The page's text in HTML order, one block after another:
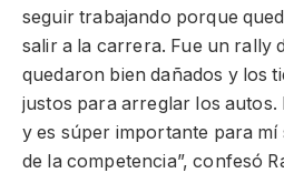
seguir trabajando porque
salir a la carrera. Fue un rally
quedaron bien dañados y los
justos para arreglar los autos.
y es súper importante para mí
de la competencia”, confesó